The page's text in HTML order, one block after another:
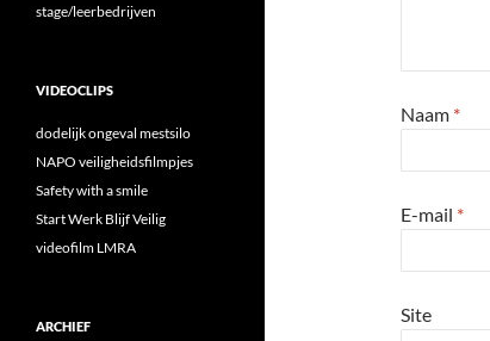
Naam *
E-mail *
Site
stage/leerbedrijven
VIDEOCLIPS
dodelijk ongeval mestsilo
NAPO veiligheidsfilmpjes
Safety with a smile
Start Werk Blijf Veilig
videofilm LMRA
ARCHIEF